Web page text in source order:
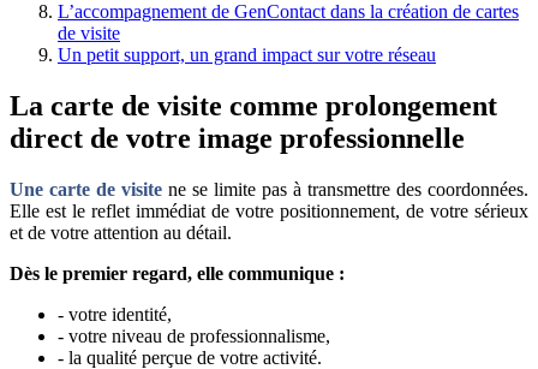
L’accompagnement de GenContact dans la création de cartes
de visite
Un petit support, un grand impact sur votre réseau
La carte de visite comme prolongement
direct de votre image professionnelle
Une carte de visite ne se limite pas à transmettre des coordonnées.
Elle est le reflet immédiat de votre positionnement, de votre sérieux
et de votre attention au détail.
Dès le premier regard, elle communique :
- votre identité,
- votre niveau de professionnalisme,
- la qualité perçue de votre activité.